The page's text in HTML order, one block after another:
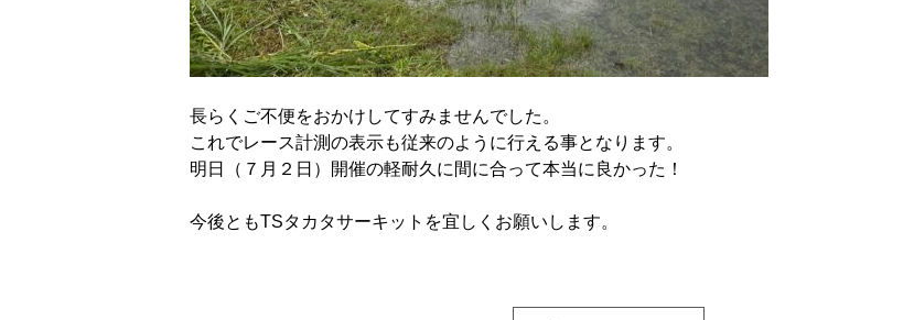
長らくご不便をおかけしてすみませんでした。
これでレース計測の表示も従来のように行える事となります。
明日（７月２日）開催の軽耐久に間に合って本当に良かった！
今後ともTSタカタサーキットを宜しくお願いします。